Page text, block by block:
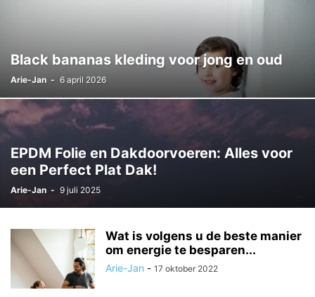
Black bananas kleding voor jong en oud
Arie-Jan - 6 april 2026
EPDM Folie en Dakdoorvoeren: Alles voor
een Perfect Plat Dak!
Arie-Jan - 9 juli 2025
Wat is volgens u de beste manier
om energie te besparen...
Arie-Jan - 17 oktober 2022